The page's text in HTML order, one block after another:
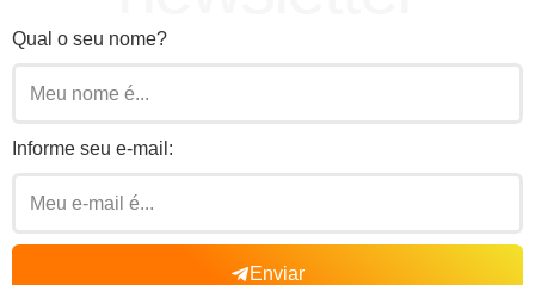
Qual o seu nome?
Informe seu e-mail:
Enviar